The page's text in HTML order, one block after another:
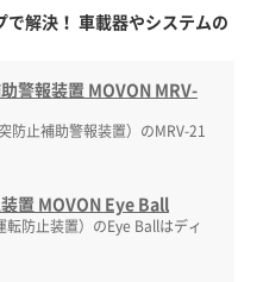
解決！ 車載器やシステムの
警報装置 MOVON MRV-
防止補助警報装置）のMRV-21
置 MOVON Eye Ball
防止装置）のEye Ballはディ